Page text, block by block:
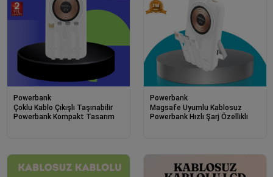
Powerbank
Çoklu Kablo Çıkışlı Taşınabilir
Powerbank Kompakt Tasarım
Powerbank
Magsafe Uyumlu Kablosuz
Powerbank Hızlı Şarj Özellikli